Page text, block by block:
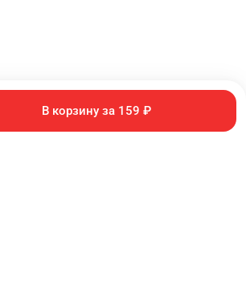
В корзину за 159 ₽